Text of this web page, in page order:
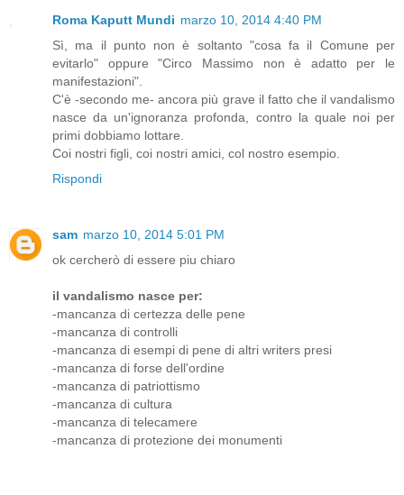
Roma Kaputt Mundi marzo 10, 2014 4:40 PM
Sì, ma il punto non è soltanto "cosa fa il Comune per
evitarlo" oppure "Circo Massimo non è adatto per le
manifestazioni".
C'è -secondo me- ancora più grave il fatto che il vandalismo
nasce da un'ignoranza profonda, contro la quale noi per
primi dobbiamo lottare.
Coi nostri figli, coi nostri amici, col nostro esempio.
Rispondi
sam marzo 10, 2014 5:01 PM
ok cercherò di essere piu chiaro
il vandalismo nasce per:
-mancanza di certezza delle pene
-mancanza di controlli
-mancanza di esempi di pene di altri writers presi
-mancanza di forse dell'ordine
-mancanza di patriottismo
-mancanza di cultura
-mancanza di telecamere
-mancanza di protezione dei monumenti